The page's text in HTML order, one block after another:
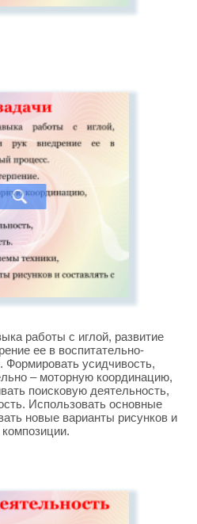
работы с иглой, развитие
ее в воспитательно-
Формировать усидчивость,
– моторную координацию,
поисковую деятельность,
Использовать основные
новые варианты рисунков и